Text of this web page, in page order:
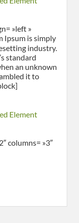
»left »
Ipsum is simply
industry.
standard
an unknown
it to
Element
columns= »3″